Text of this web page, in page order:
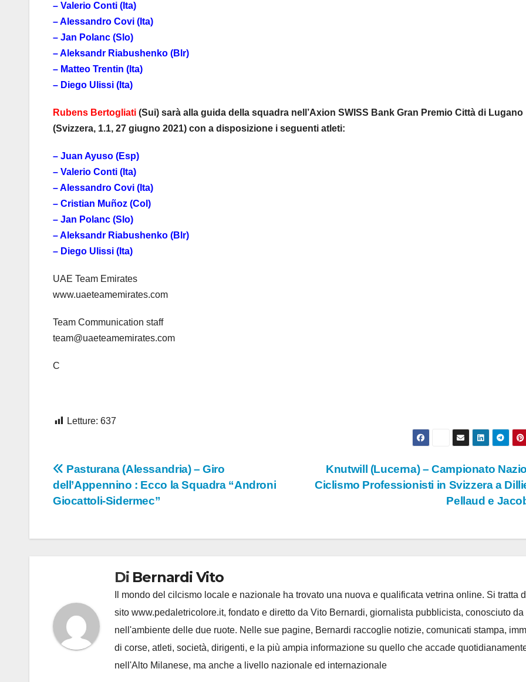
– Valerio Conti (Ita)
– Alessandro Covi (Ita)
– Jan Polanc (Slo)
– Aleksandr Riabushenko (Blr)
– Matteo Trentin (Ita)
– Diego Ulissi (Ita)
Rubens Bertogliati (Sui) sarà alla guida della squadra nell’Axion SWISS Bank Gran Premio Città di Lugano
(Svizzera, 1.1, 27 giugno 2021) con a disposizione i seguenti atleti:
– Juan Ayuso (Esp)
– Valerio Conti (Ita)
– Alessandro Covi (Ita)
– Cristian Muñoz (Col)
– Jan Polanc (Slo)
– Aleksandr Riabushenko (Blr)
– Diego Ulissi (Ita)
UAE Team Emirates
www.uaeteamemirates.com
Team Communication staff
team@uaeteamemirates.com
C
Letture: 637
Navigazione
articoli
Knutwill (Lucerna) – Campionato
Ciclismo Professionisti in Svizzera a
Pellaud e
Pasturana (Alessandria) – Giro
dell’Appennino : Ecco la Squadra “Androni
Giocattoli-Sidermec”
Di Bernardi Vito
Il mondo del cilcismo locale e nazionale ha trovato una nuova e qualificata vetrina online. Si tratta
sito www.pedaletricolore.it, fondato e diretto da Vito Bernardi, giornalista pubblicista, conosciuto da
nell'ambiente delle due ruote. Nelle sue pagine, Bernardi raccoglie notizie, comunicati stampa,
di corse, atleti, società, dirigenti, e la più ampia informazione su quello che accade
nell'Alto Milanese, ma anche a livello nazionale ed internazionale